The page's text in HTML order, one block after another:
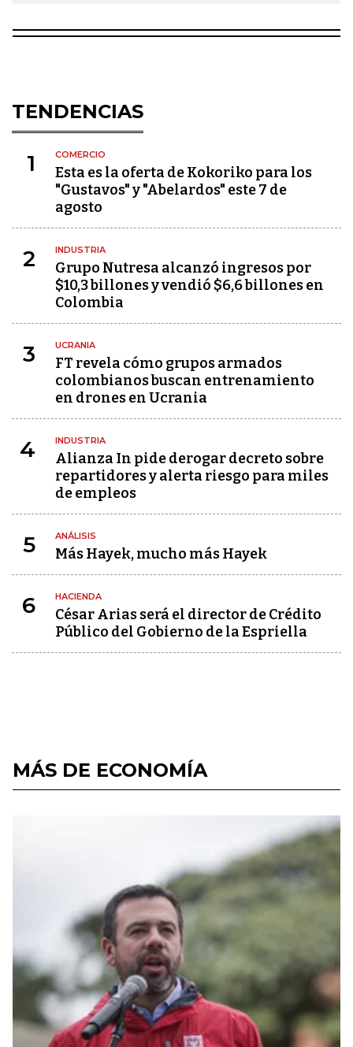
TENDENCIAS
1 COMERCIO
Esta es la oferta de Kokoriko para los
"Gustavos" y "Abelardos" este 7 de
agosto
2 INDUSTRIA
Grupo Nutresa alcanzó ingresos por
$10,3 billones y vendió $6,6 billones en
Colombia
3 UCRANIA
FT revela cómo grupos armados
colombianos buscan entrenamiento
en drones en Ucrania
4 INDUSTRIA
Alianza In pide derogar decreto sobre
repartidores y alerta riesgo para miles
de empleos
5 ANÁLISIS
Más Hayek, mucho más Hayek
6 HACIENDA
César Arias será el director de Crédito
Público del Gobierno de la Espriella
MÁS DE ECONOMÍA